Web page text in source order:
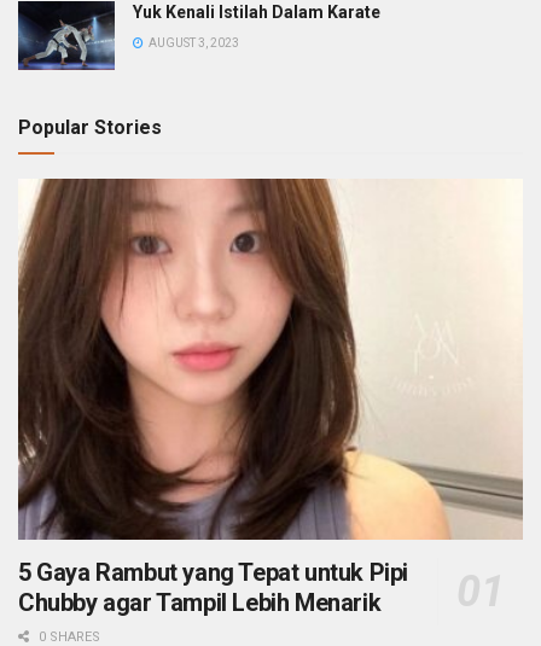
Yuk Kenali Istilah Dalam Karate
AUGUST 3, 2023
Popular Stories
5 Gaya Rambut yang Tepat untuk Pipi
Chubby agar Tampil Lebih Menarik
0 SHARES